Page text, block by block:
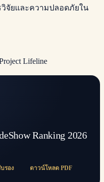
จัยและความปลอดภัยใน
Lifeline
Ranking 2026
รอง ดาวน์โหลด PDF